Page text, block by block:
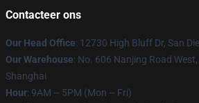
Contacteer ons
Our Head Office: 12730 High Bluff Dr, San
Our Warehouse: No. 606 Nanjing Road
Shanghai
Hour: 9AM – 5PM (Mon – Fri)